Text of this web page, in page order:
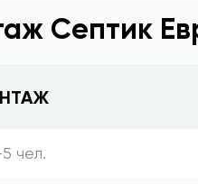
Септик
чел.